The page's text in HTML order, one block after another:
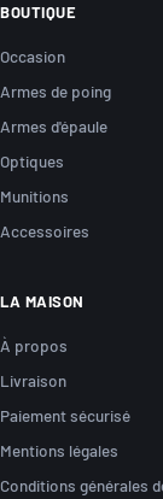
BOUTIQUE
Occasion
Armes de poing
Armes d'épaule
Optiques
Munitions
Accessoires
LA MAISON
À propos
Livraison
Paiement sécurisé
Mentions légales
Conditions générales